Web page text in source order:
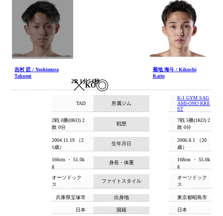
中文（繁體）
ไทย
吉村 匠 / Yoshimura
Takumi
KO
2R 1分54秒
菊地 海斗 / Kikuchi
Kaito
所属ジム
TAD
K-1 GYM SAG
AMI-ONO KRE
ST
戦歴
2戦 0勝(0KO) 2
敗 0分
7戦 5勝(1KO) 2
敗 0分
生年月日
2004.11.19 （2
1歳）
2006.8.1 （20
歳）
身長・体重
166cm ・ 51.0k
g
168cm ・ 55.0k
g
ファイトスタイル
オーソドック
ス
オーソドック
ス
出身地
兵庫県宝塚市 東京都昭島市
国籍
日本 日本